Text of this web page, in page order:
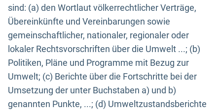
sind: (a) den Wortlaut völkerrechtlicher Verträge,
Übereinkünfte und Vereinbarungen sowie
gemeinschaftlicher, nationaler, regionaler oder
lokaler Rechtsvorschriften über die Umwelt ...; (b)
Politiken, Pläne und Programme mit Bezug zur
Umwelt; (c) Berichte über die Fortschritte bei der
Umsetzung der unter Buchstaben a) und b)
genannten Punkte, ...; (d) Umweltzustandsberichte